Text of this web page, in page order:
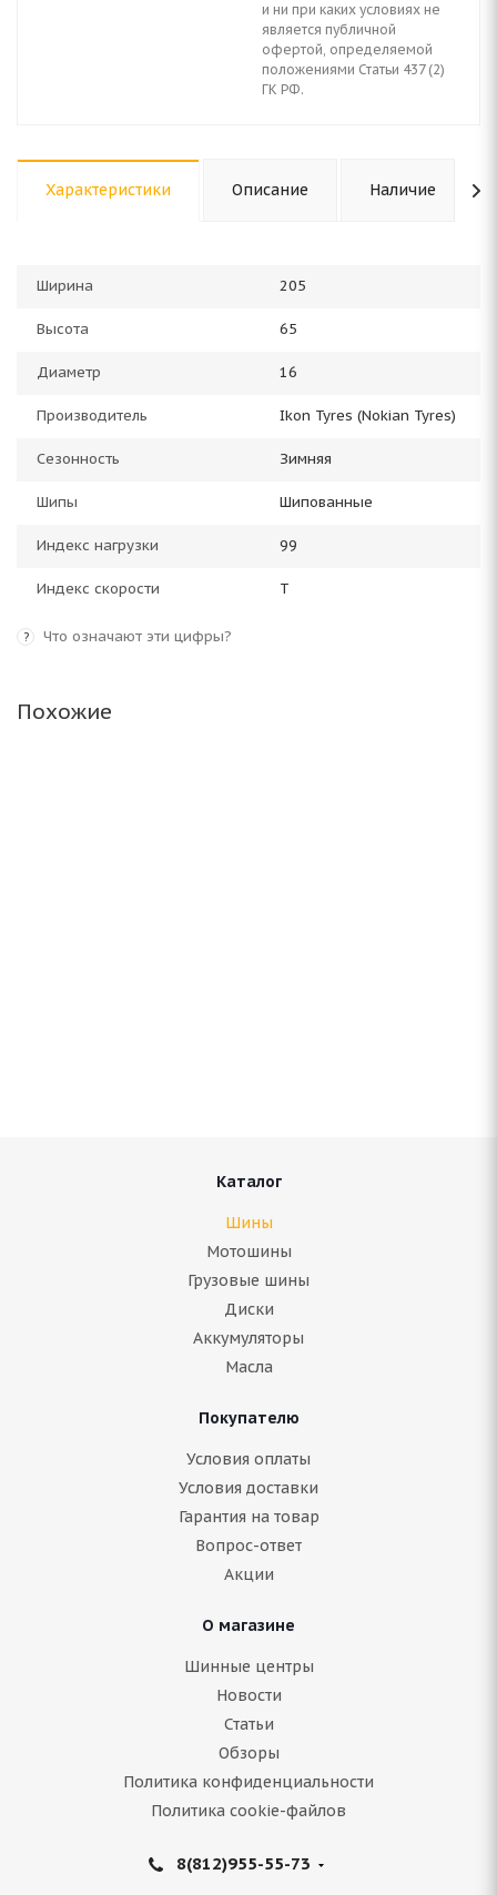
и ни при каких условиях не
является публичной
офертой, определяемой
положениями Статьи 437 (2)
ГК РФ.
Характеристики Описание Наличие
Ширина 205
Высота 65
Диаметр 16
Производитель Ikon Tyres (Nokian Tyres)
Сезонность Зимняя
Шипы Шипованные
Индекс нагрузки 99
Индекс скорости T
? Что означают эти цифры?
Похожие
ARIVO ICE CLAW ARW4 205/65 R16 95T
Каталог
Шины
Мотошины
Грузовые шины
Диски
Аккумуляторы
Масла
Покупателю
Условия оплаты
Условия доставки
Гарантия на товар
Вопрос-ответ
Акции
О магазине
Шинные центры
Новости
Статьи
Обзоры
Политика конфиденциальности
Политика cookie-файлов
8(812)955-55-73